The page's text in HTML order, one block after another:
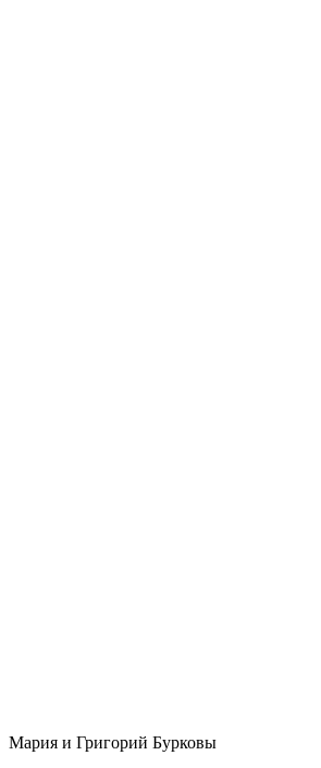
Мария и Григорий Бурковы